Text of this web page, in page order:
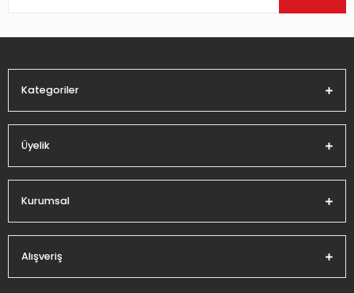
Ürün fiyatı diğer sitelerden daha pahalı.
Kategoriler
Üyelik
Kurumsal
Alışveriş